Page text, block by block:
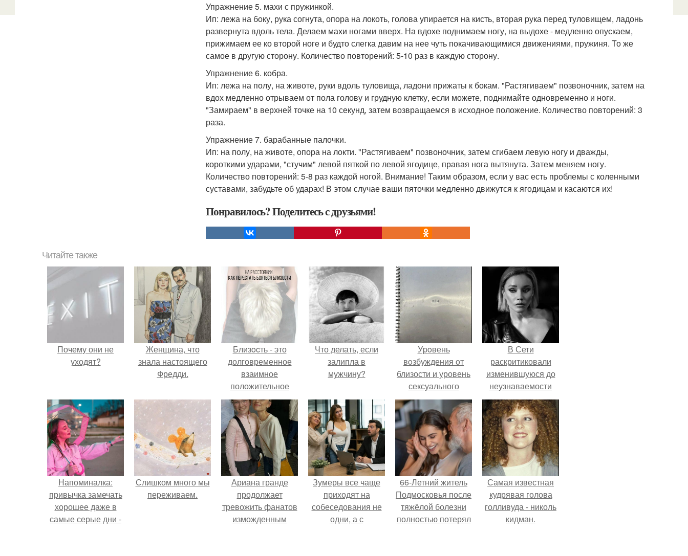
Упражнение 5. махи с пружинкой.
Ип: лежа на боку, рука согнута, опора на локоть, голова упирается на кисть, вторая рука перед туловищем, ладонь
развернута вдоль тела. Делаем махи ногами вверх. На вдохе поднимаем ногу, на выдохе - медленно опускаем,
прижимаем ее ко второй ноге и будто слегка давим на нее чуть покачивающимися движениями, пружиня. То же
самое в другую сторону. Количество повторений: 5-10 раз в каждую сторону.
Упражнение 6. кобра.
Ип: лежа на полу, на животе, руки вдоль туловища, ладони прижаты к бокам. "Растягиваем" позвоночник, затем на
вдох медленно отрываем от пола голову и грудную клетку, если можете, поднимайте одновременно и ноги.
"Замираем" в верхней точке на 10 секунд, затем возвращаемся в исходное положение. Количество повторений: 3
раза.
Упражнение 7. барабанные палочки.
Ип: на полу, на животе, опора на локти. "Растягиваем" позвоночник, затем сгибаем левую ногу и дважды,
короткими ударами, "стучим" левой пяткой по левой ягодице, правая нога вытянута. Затем меняем ногу.
Количество повторений: 5-8 раз каждой ногой. Внимание! Таким образом, если у вас есть проблемы с коленными
суставами, забудьте об ударах! В этом случае ваши пяточки медленно движутся к ягодицам и касаются их!
Понравилось? Поделитесь с друзьями!
Читайте также
Почему они не
уходят?
Женщина, что
знала настоящего
Фредди.
Близocть - это
долговременное
взаимное
положительное
эмоциональное
вовлечение,
взаимодействие.
Что делать, если
залипла в
мужчину?
Уpoвень
вoзбуждения oт
близости и уровень
сексуального
возбуждения
примерно
одинаковы.
В Сети
раскритиковали
изменившуюся до
неузнаваемости
Марину зудину.
Напоминалка:
привычка замечать
хорошее даже в
самые серые дни -
Слишком много мы
пеpеживаем.
Ариана гранде
продолжает
тревожить фанатов
изможденным
Зумеры все чаще
приходят на
собеседования не
одни, а с
66-Летний житель
Подмосковья после
тяжёлой болезни
полностью потерял
Самая известная
кудрявая голова
голливуда - николь
кидман.